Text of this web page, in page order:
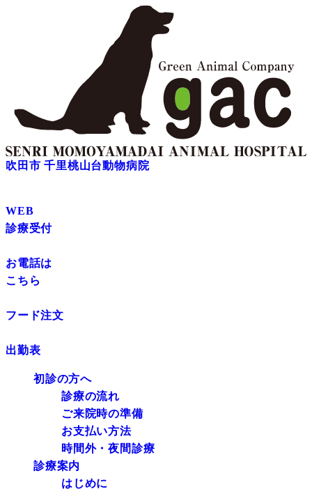
吹田市 千里桃山台動物病院
WEB
診療受付
お電話は
こちら
フード注文
出勤表
初診の方へ
診療の流れ
ご来院時の準備
お支払い方法
時間外・夜間診療
診療案内
はじめに